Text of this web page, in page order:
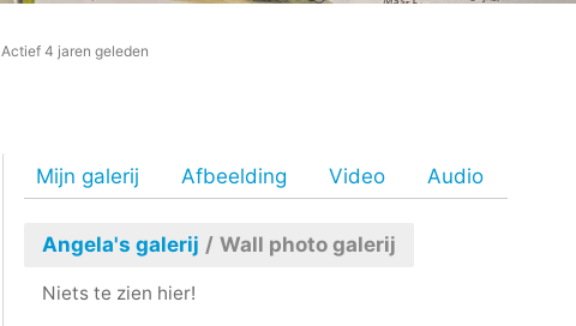
Actief 4 jaren geleden
Mijn galerij Afbeelding Video Audio
Angela's galerij / Wall photo galerij
Niets te zien hier!